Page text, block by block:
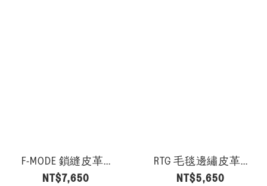
F-MODE 鎖縫皮革...
NT$7,650
RTG 毛毯邊繡皮革...
NT$5,650